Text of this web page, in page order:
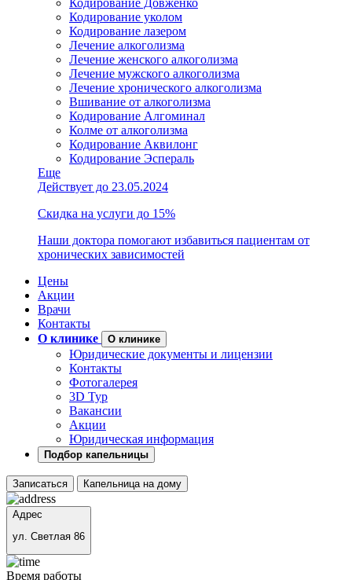
Кодирование уколом
Кодирование лазером
Лечение алкоголизма
Лечение женского алкоголизма
Лечение мужского алкоголизма
Лечение хронического алкоголизма
Вшивание от алкоголизма
Кодирование Алгоминал
Колме от алкоголизма
Кодирование Аквилонг
Кодирование Эспераль
Еще
Действует до 23.05.2024
Скидка на услуги до 15%
Наши доктора помогают избавиться пациентам от
хронических зависимостей
Цены
Акции
Врачи
Контакты
О клинике
О клинике
Юридические документы и лицензии
Контакты
Фотогалерея
3D Тур
Вакансии
Акции
Юридическая информация
Подбор капельницы
Записаться Капельница на дому
Адрес
ул. Светлая 86
Время работы